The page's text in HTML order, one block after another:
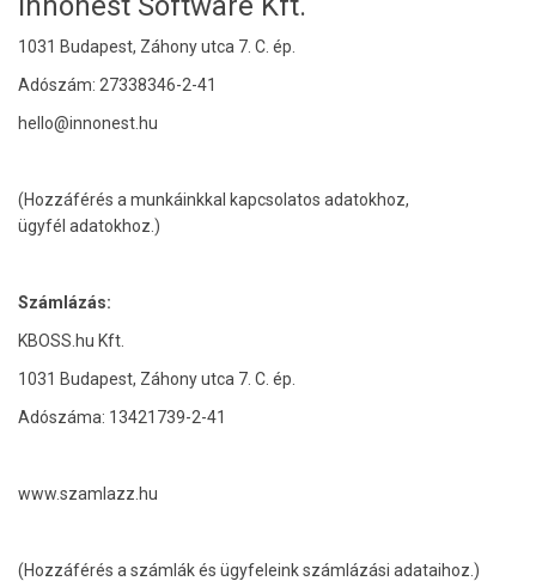
1031 Budapest, Záhony utca 7. C. ép.
Adószám: 27338346-2-41
hello@innonest.hu
(Hozzáférés a munkáinkkal kapcsolatos adatokhoz,
ügyfél adatokhoz.)
Számlázás:
KBOSS.hu Kft.
1031 Budapest, Záhony utca 7. C. ép.
Adószáma: 13421739-2-41
www.szamlazz.hu
(Hozzáférés a számlák és ügyfeleink számlázási adataihoz.)